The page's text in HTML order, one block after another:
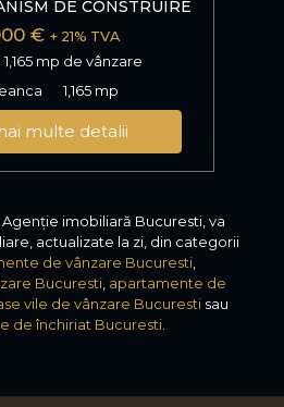
DE CONSTRUIRE
€ + 21% TVA
mp de vânzare
1,165 mp
multe detalii
Agenție imobiliară Bucuresti, va
actualizate la zi, din categorii
de vânzare Bucuresti
Bucuresti apartamente de
vile de vânzare Bucurestisau
de închiriat Bucuresti